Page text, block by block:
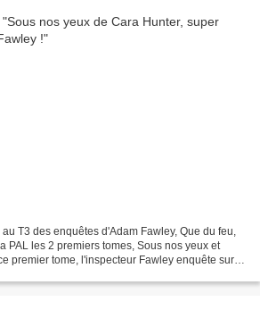
T3 des enquêtes d'Adam Fawley, Que du feu,
PAL les 2 premiers tomes, Sous nos yeux et
premier tome, l'inspecteur Fawley enquête sur la